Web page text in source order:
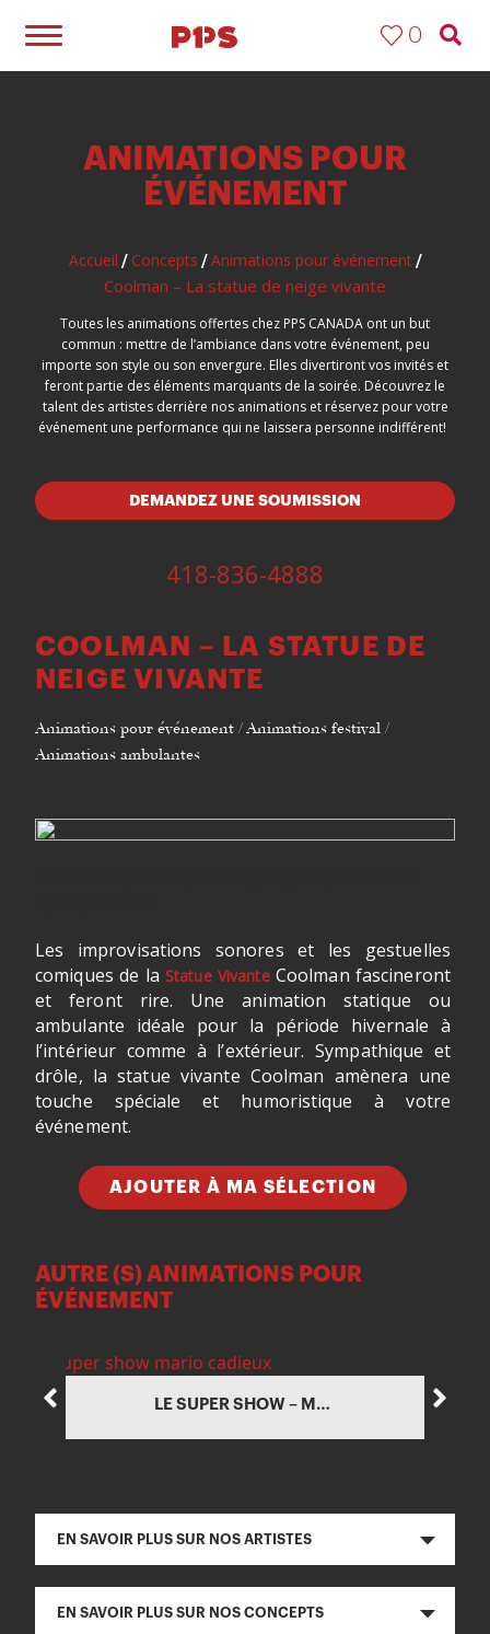
0
ANIMATIONS POUR
ÉVÉNEMENT
Accueil / Concepts / Animations pour événement/
Coolman – La statue de neige vivante
Toutes les animations offertes chez PPS CANADA ont un but
commun : mettre de l’ambiance dans votre événement, peu
importe son style ou son envergure. Elles divertiront vos invités et
feront partie des éléments marquants de la soirée. Découvrez le
talent des artistes derrière nos animations et réservez pour votre
événement une performance qui ne laissera personne indifférent!
DEMANDEZ UNE SOUMISSION
418-836-4888
COOLMAN – LA STATUE DE
NEIGE VIVANTE
Animations pour événement / Animations festival /
Animations ambulantes
Les improvisations sonores et les gestuelles
comiques de laStatue VivanteCoolman fascineront
et feront rire. Une animation statique ou
ambulante idéale pour la période hivernale à
l’intérieur comme à l’extérieur. Sympathique et
drôle, la statue vivante Coolman amènera une
touche spéciale et humoristique à votre
événement.
AJOUTER À MA SÉLECTION
AUTRE (S) ANIMATIONS POUR
ÉVÉNEMENT
LE SUPER SHOW – MARIO CADIEUX
EN SAVOIR PLUS SUR NOS ARTISTES
EN SAVOIR PLUS SUR NOS CONCEPTS